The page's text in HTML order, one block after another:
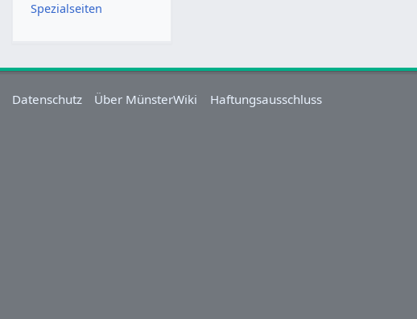
Spezialseiten
Datenschutz Über MünsterWiki Haftungsausschluss